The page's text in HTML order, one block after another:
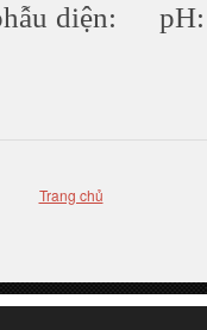
Trang chủ